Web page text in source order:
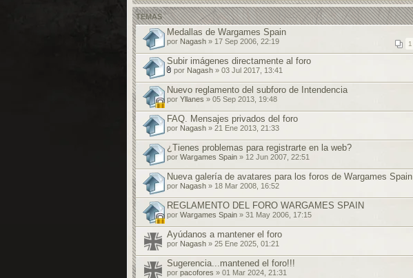
TEMAS
Medallas de Wargames Spain
1
por Nagash » 17 Sep 2006, 22:19
Subir imágenes directamente al foro
A
d
j
u
n
t
o
s
por Nagash » 03 Jul 2017, 13:41
Nuevo reglamento del subforo de Intendencia
por Yllanes » 05 Sep 2013, 19:48
FAQ. Mensajes privados del foro
por Nagash » 21 Ene 2013, 21:33
¿Tienes problemas para registrarte en la web?
por Wargames Spain » 12 Jun 2007, 22:51
Nueva galería de avatares para los foros de Wargames Spain
por Nagash » 18 Mar 2008, 16:52
REGLAMENTO DEL FORO WARGAMES SPAIN
por Wargames Spain » 31 May 2006, 17:15
Ayúdanos a mantener el foro
por Nagash » 25 Ene 2025, 01:21
Sugerencia...mantened el foro!!!
por pacofores » 01 Mar 2024, 21:31